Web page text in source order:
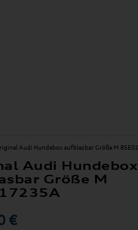
Audi Hundebox
Größe M
€